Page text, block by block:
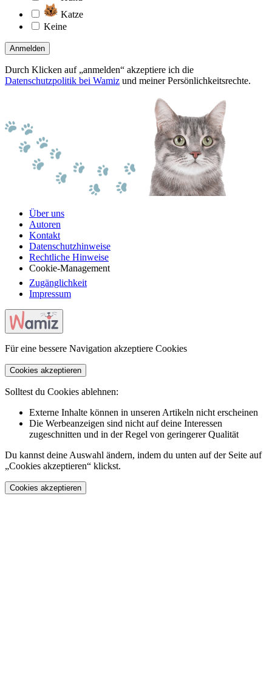
Katze
Keine
Anmelden
Durch Klicken auf „anmelden“ akzeptiere ich die
Datenschutzpolitik bei Wamiz und meiner Persönlichkeitsrechte.
Über uns
Autoren
Kontakt
Datenschutzhinweise
Rechtliche Hinweise
Cookie-Management
Zugänglichkeit
Impressum
Für eine bessere Navigation akzeptiere Cookies
Cookies akzeptieren
Solltest du Cookies ablehnen:
Externe Inhalte können in unseren Artikeln nicht erscheinen
Die Werbeanzeigen sind nicht auf deine Interessen
zugeschnitten und in der Regel von geringerer Qualität
Du kannst deine Auswahl ändern, indem du unten auf der Seite auf
„Cookies akzeptieren“ klickst.
Cookies akzeptieren